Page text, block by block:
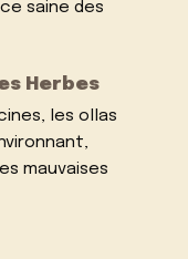
saine des
Herbes
les ollas
mauvaises